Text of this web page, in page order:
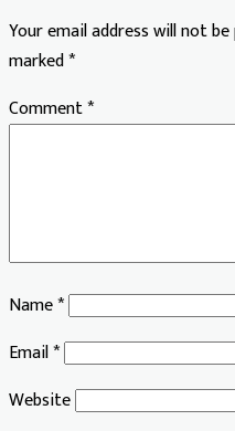
Your email address will not be
marked*
Comment*
Name*
Email*
Website